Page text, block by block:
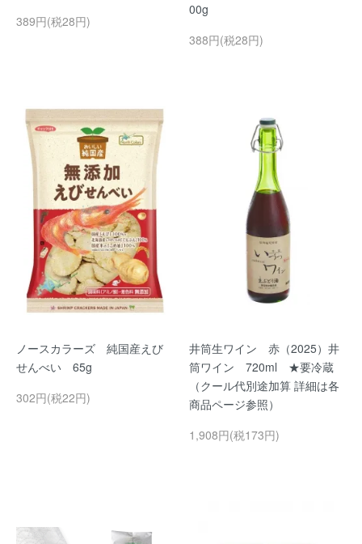
389円(税28円)
00g
388円(税28円)
ノースカラーズ 純国産えび
せんべい 65g
302円(税22円)
井筒生ワイン 赤（2025）井
筒ワイン 720ml ★要冷蔵
（クール代別途加算 詳細は各
商品ページ参照）
1,908円(税173円)